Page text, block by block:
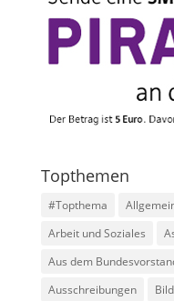
Topthemen
#Topthema
Arbeit und Soziales
Aus dem
Ausschreibungen